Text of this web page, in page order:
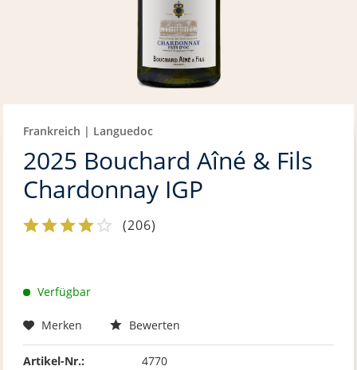
Frankreich | Languedoc
2025 Bouchard Aîné & Fils
Chardonnay IGP
(206)
Verfügbar
Merken Bewerten
Artikel-Nr.:
4770